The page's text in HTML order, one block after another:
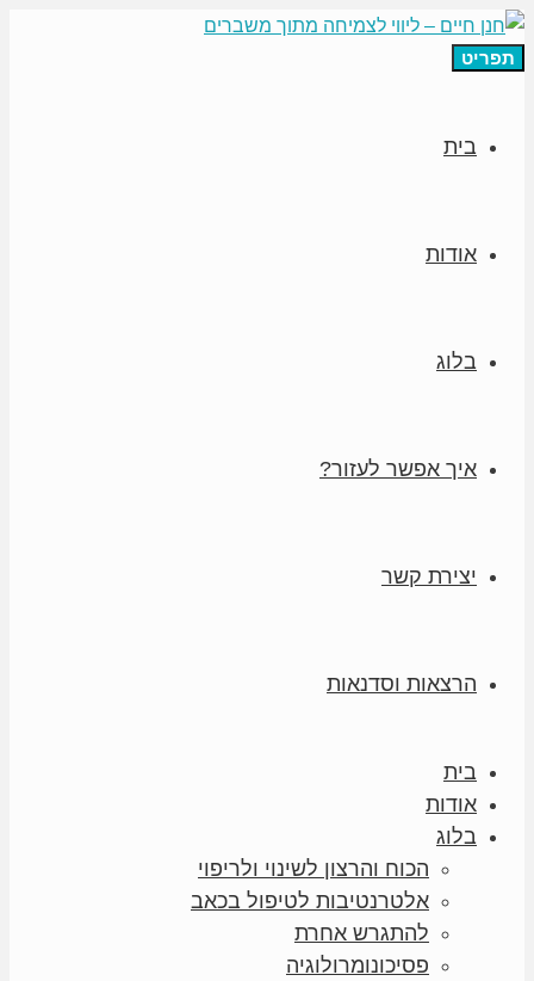
תפריט
בית
אודות
בלוג
איך אפשר לעזור?
יצירת קשר
הרצאות וסדנאות
בית
אודות
בלוג
הכוח והרצון לשינוי ולריפוי
אלטרנטיבות לטיפול בכאב
להתגרש אחרת
פסיכונומרולוגיה